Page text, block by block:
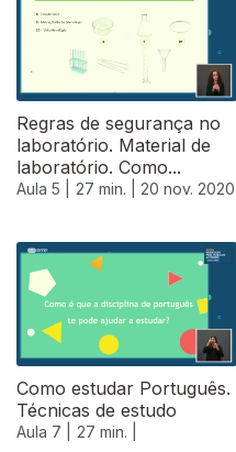
Regras de segurança no
laboratório. Material de
laboratório. Como...
Aula 5 | 27 min. | 20 nov. 2020
Como estudar Português.
Técnicas de estudo
Aula 7 |
27 min. |